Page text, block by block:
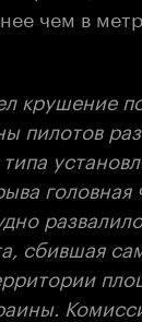
чем в
крушение
пилотов
типа
сбившая